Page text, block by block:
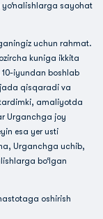
sayohat
uchun rahmat.
kuniga ikkita
iyundan boshlab
qisqaradi va
amaliyotda
Urganchga joy
esa yer usti
Urganchga uchib,
bo‘lgan
oshirish